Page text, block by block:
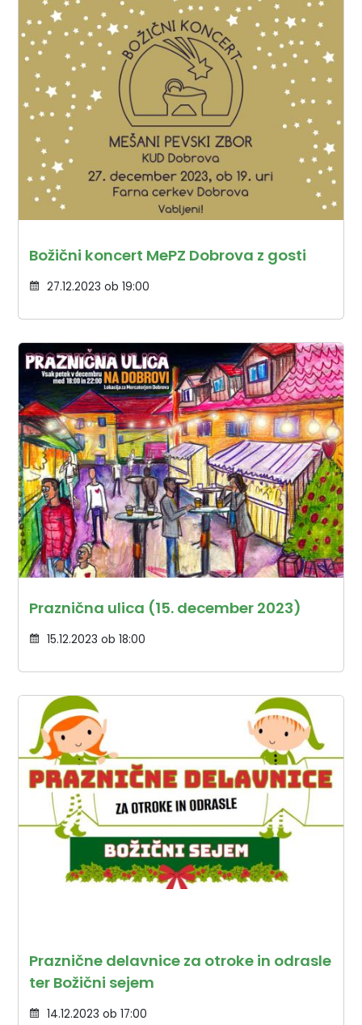
Božični koncert MePZ Dobrova z gosti
27.12.2023 ob 19:00
Praznična ulica (15. december 2023)
15.12.2023 ob 18:00
Praznične delavnice za otroke in odrasle
ter Božični sejem
14.12.2023 ob 17:00